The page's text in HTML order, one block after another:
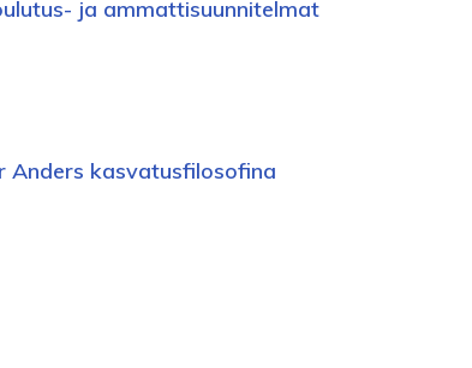
ja ammattisuunnitelmat
Anders kasvatusfilosofina